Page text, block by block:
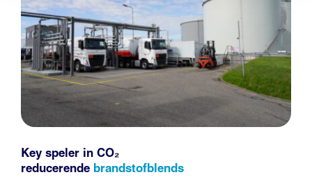
Key speler in CO₂
reducerende brandstofblends